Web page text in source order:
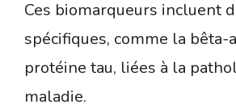
Ces biomarqueurs incluent
spécifiques, comme la
protéine tau, liées à la
maladie.